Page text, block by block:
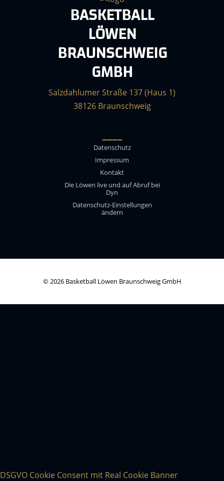
BASKETBALL
LÖWEN
BRAUNSCHWEIG
GMBH
Salzdahlumer Straße 137 (Haus 1)
38126 Braunschweig
____
Datenschutz
Impressum
Kontakt
Die Löwen live und auf Abruf bei
Dyn
Datenschutz-Einstellungen
ändern
© 2026 Basketball Löwen Braunschweig GmbH
DSGVO Cookie Consent mit Real Cookie Banner